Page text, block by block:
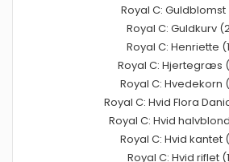
Royal C: Guldblomst
Royal C: Guldkurv
Royal C: Henriette
Royal C: Hjertegræs
Royal C: Hvedekorn
Royal C: Hvid Flora
Royal C: Hvid
Royal C: Hvid kantet
Royal C: Hvid riflet